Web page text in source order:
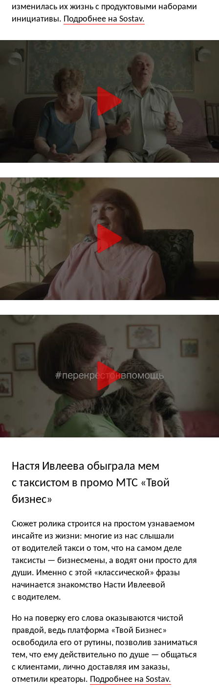
изменилась их жизнь с продуктовыми наборами
инициативы. Подробнее на Sostav.
Настя Ивлеева обыграла мем
с таксистом в промо МТС «Твой
бизнес»
Сюжет ролика строится на простом узнаваемом
инсайте из жизни: многие из нас слышали
от водителей такси о том, что на самом деле
таксисты — бизнесмены, а водят они просто для
души. Именно с этой «классической» фразы
начинается знакомство Насти Ивлеевой
с водителем.
Но на поверку его слова оказываются чистой
правдой, ведь платформа «Твой Бизнес»
освободила его от рутины, позволив заниматься
тем, что ему действительно по душе — общаться
с клиентами, лично доставляя им заказы,
отметили креаторы. Подробнее на Sostav.